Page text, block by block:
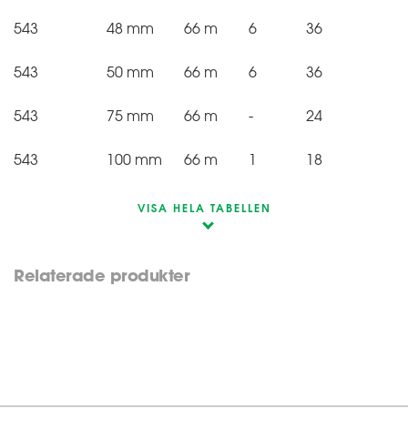
543 48 mm 66 m 6 36
543 50 mm 66 m 6 36
543 75 mm 66 m - 24
543 100 mm 66 m 1 18
VISA HELA TABELLEN
Relaterade produkter